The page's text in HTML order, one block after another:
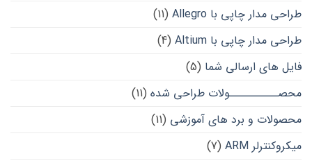
طراحی مدار چاپی با Allegro
(11)
طراحی مدار چاپی با Altium
(4)
فایل های ارسالی شما (5)
محصــــــــــولات طراحی شده (11)
محصولات و برد های آموزشی (11)
میکروکنترلر ARM
(7)